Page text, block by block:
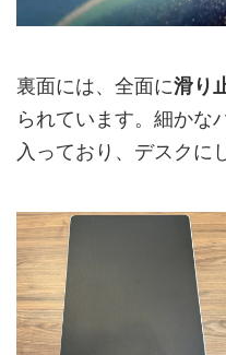
裏面には、全面に滑り
られています。細かな
入っており、デスクに